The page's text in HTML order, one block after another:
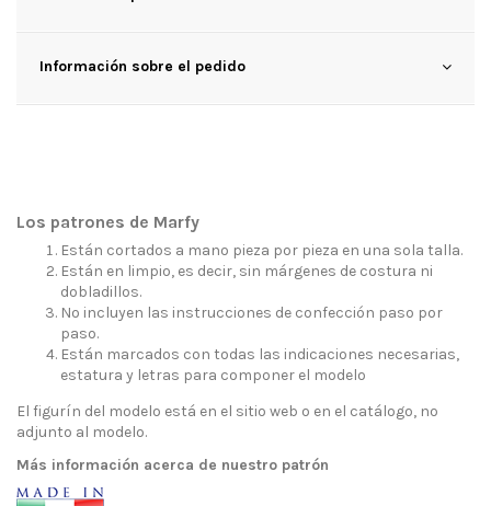
Información sobre el pedido
Los patrones de Marfy
Están cortados a mano pieza por pieza en una sola talla.
Están en limpio, es decir, sin márgenes de costura ni
dobladillos.
No incluyen las instrucciones de confección paso por
paso.
Están marcados con todas las indicaciones necesarias,
estatura y letras para componer el modelo
El figurín del modelo está en el sitio web o en el catálogo, no
adjunto al modelo.
Más información acerca de nuestro patrón